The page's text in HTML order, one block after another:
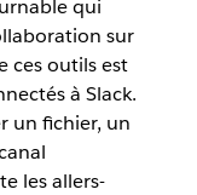
qui
sur
ces outils est
à Slack.
un fichier, un
les allers-